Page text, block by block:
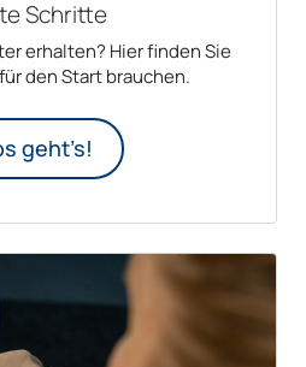
Schritte
erhalten? Hier finden Sie
den Start brauchen.
geht’s!